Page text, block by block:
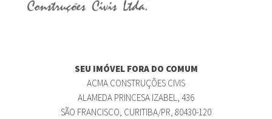
SEU IMÓVEL FORA DO COMUM
ACMA CONSTRUÇÕES CIVIS
ALAMEDA PRINCESA IZABEL, 436
SÃO FRANCISCO, CURITIBA/PR, 80430-120